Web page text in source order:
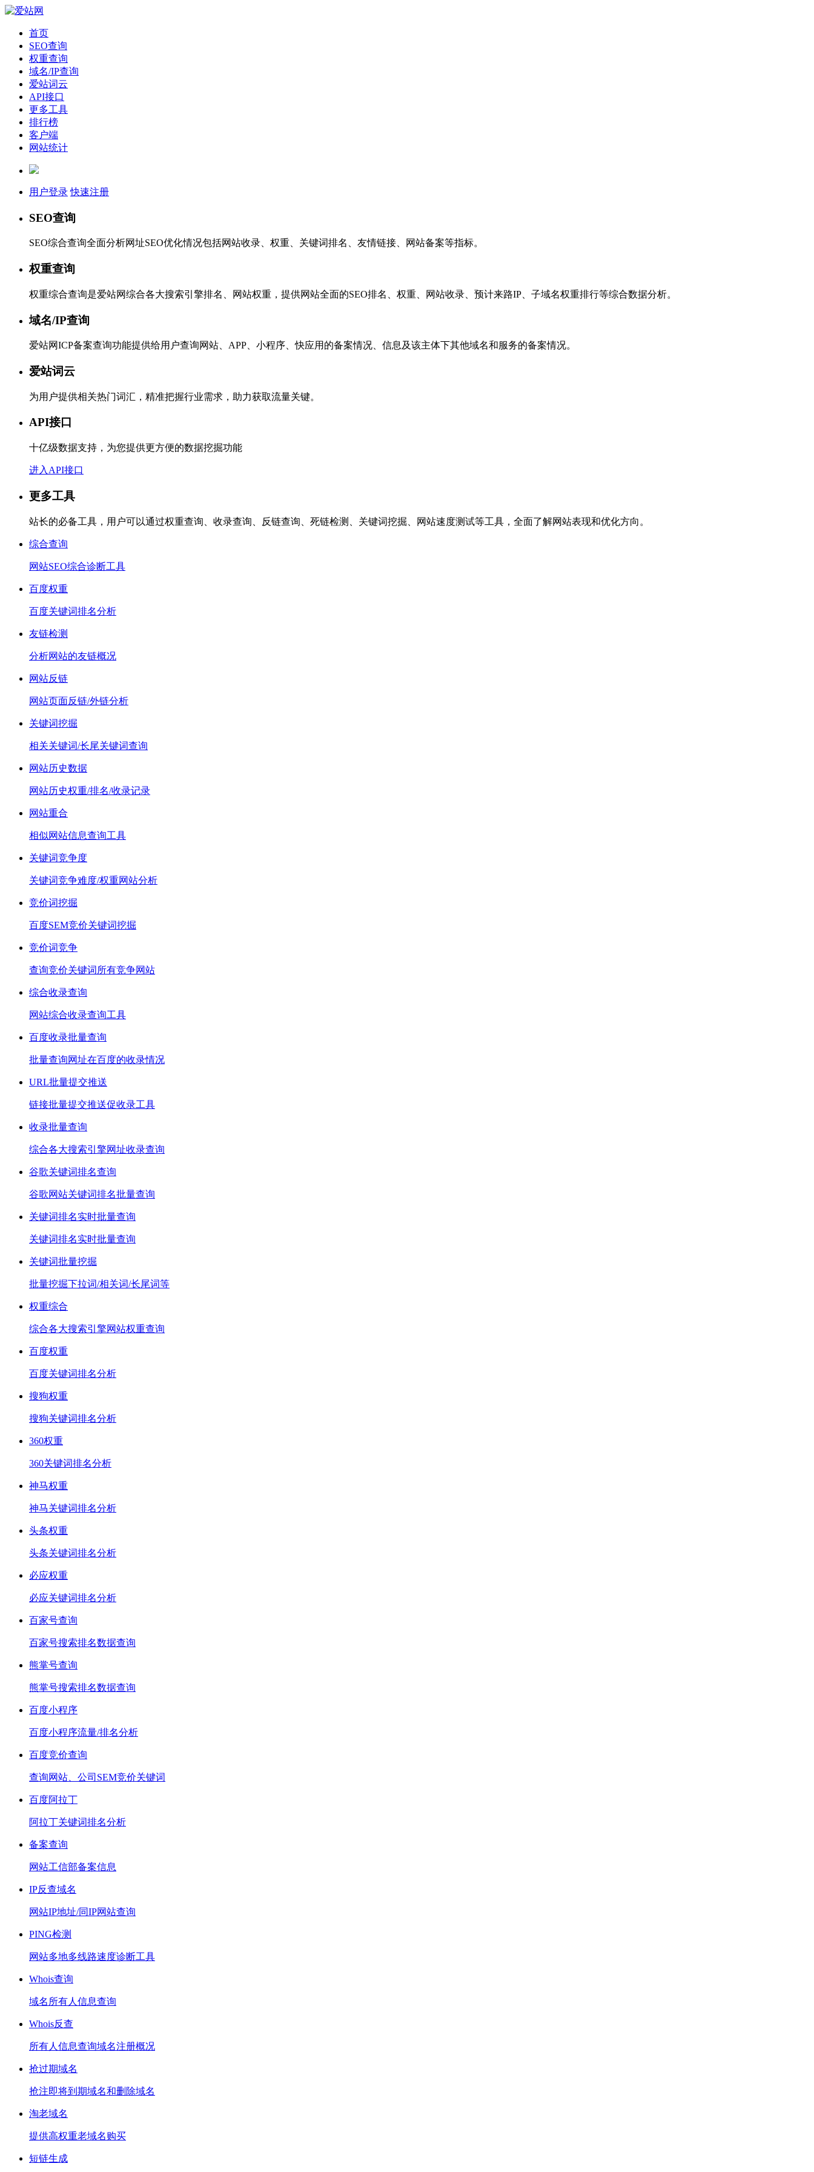
首页
SEO查询
权重查询
域名/IP查询
爱站词云
API接口
更多工具
排行榜
客户端
网站统计
用户登录 快速注册
SEO查询
SEO综合查询全面分析网址SEO优化情况包括网站收录、权重、关键词排名、友情链接、网站备案等指标。
权重查询
权重综合查询是爱站网综合各大搜索引擎排名、网站权重，提供网站全面的SEO排名、权重、网站收录、预计来路IP、子域名权重排行等综合数据分析。
域名/IP查询
爱站网ICP备案查询功能提供给用户查询网站、APP、小程序、快应用的备案情况、信息及该主体下其他域名和服务的备案情况。
爱站词云
为用户提供相关热门词汇，精准把握行业需求，助力获取流量关键。
API接口
十亿级数据支持，为您提供更方便的数据挖掘功能
进入API接口
更多工具
站长的必备工具，用户可以通过权重查询、收录查询、反链查询、死链检测、关键词挖掘、网站速度测试等工具，全面了解网站表现和优化方向。
综合查询
网站SEO综合诊断工具
百度权重
百度关键词排名分析
友链检测
分析网站的友链概况
网站反链
网站页面反链/外链分析
关键词挖掘
相关关键词/长尾关键词查询
网站历史数据
网站历史权重/排名/收录记录
网站重合
相似网站信息查询工具
关键词竞争度
关键词竞争难度/权重网站分析
竞价词挖掘
百度SEM竞价关键词挖掘
竞价词竞争
查询竞价关键词所有竞争网站
综合收录查询
网站综合收录查询工具
百度收录批量查询
批量查询网址在百度的收录情况
URL批量提交推送
链接批量提交推送促收录工具
收录批量查询
综合各大搜索引擎网址收录查询
谷歌关键词排名查询
谷歌网站关键词排名批量查询
关键词排名实时批量查询
关键词排名实时批量查询
关键词批量挖掘
批量挖掘下拉词/相关词/长尾词等
权重综合
综合各大搜索引擎网站权重查询
百度权重
百度关键词排名分析
搜狗权重
搜狗关键词排名分析
360权重
360关键词排名分析
神马权重
神马关键词排名分析
头条权重
头条关键词排名分析
必应权重
必应关键词排名分析
百家号查询
百家号搜索排名数据查询
熊掌号查询
熊掌号搜索排名数据查询
百度小程序
百度小程序流量/排名分析
百度竞价查询
查询网站、公司SEM竞价关键词
百度阿拉丁
阿拉丁关键词排名分析
备案查询
网站工信部备案信息
IP反查域名
网站IP地址/同IP网站查询
PING检测
网站多地多线路速度诊断工具
Whois查询
域名所有人信息查询
Whois反查
所有人信息查询域名注册概况
抢过期域名
抢注即将到期域名和删除域名
淘老域名
提供高权重老域名购买
短链生成